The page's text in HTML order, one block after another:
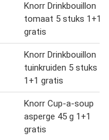
Knorr Drinkbouillon
tomaat 5 stuks 1+1
gratis
Knorr Drinkbouillon
tuinkruiden 5 stuks
1+1 gratis
Knorr Cup-a-soup
asperge 45 g 1+1
gratis